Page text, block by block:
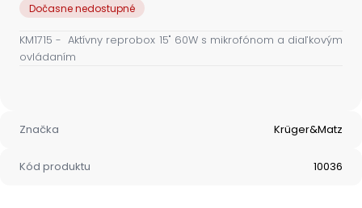
Dočasne nedostupné
KM1715 - Aktívny reprobox 15" 60W s mikrofónom a diaľkovým
ovládaním
Značka Krüger&Matz
Kód produktu 10036